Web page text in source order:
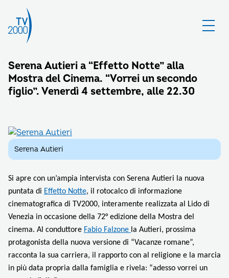
Serena Autieri a “Effetto Notte” alla
Mostra del Cinema. “Vorrei un secondo
figlio”. Venerdì 4 settembre, alle 22.30
Serena Autieri
Si apre con un’ampia intervista con Serena Autieri la nuova
puntata di Effetto Notte, il rotocalco di informazione
cinematografica di TV2000, interamente realizzata al Lido di
Venezia in occasione della 72° edizione della Mostra del
cinema. Al conduttore Fabio Falzone la Autieri, prossima
protagonista della nuova versione di “Vacanze romane”,
racconta la sua carriera, il rapporto con al religione e la marcia
in più data propria dalla famiglia e rivela: “adesso vorrei un